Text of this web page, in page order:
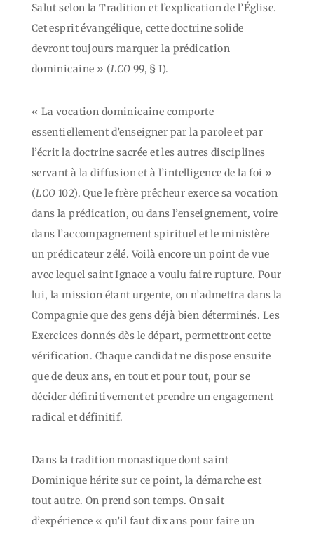
Salut selon la Tradition et l’explication de l’Église.
Cet esprit évangélique, cette doctrine solide
devront toujours marquer la prédication
dominicaine » (LCO 99, § I).
« La vocation dominicaine comporte
essentiellement d’enseigner par la parole et par
l’écrit la doctrine sacrée et les autres disciplines
servant à la diffusion et à l’intelligence de la foi »
(LCO 102). Que le frère prêcheur exerce sa vocation
dans la prédication, ou dans l’enseignement, voire
dans l’accompagnement spirituel et le ministère
un prédicateur zélé. Voilà encore un point de vue
avec lequel saint Ignace a voulu faire rupture. Pour
lui, la mission étant urgente, on n’admettra dans la
Compagnie que des gens déjà bien déterminés. Les
Exercices donnés dès le départ, permettront cette
vérification. Chaque candidat ne dispose ensuite
que de deux ans, en tout et pour tout, pour se
décider définitivement et prendre un engagement
radical et définitif.
Dans la tradition monastique dont saint
Dominique hérite sur ce point, la démarche est
tout autre. On prend son temps. On sait
d’expérience « qu’il faut dix ans pour faire un